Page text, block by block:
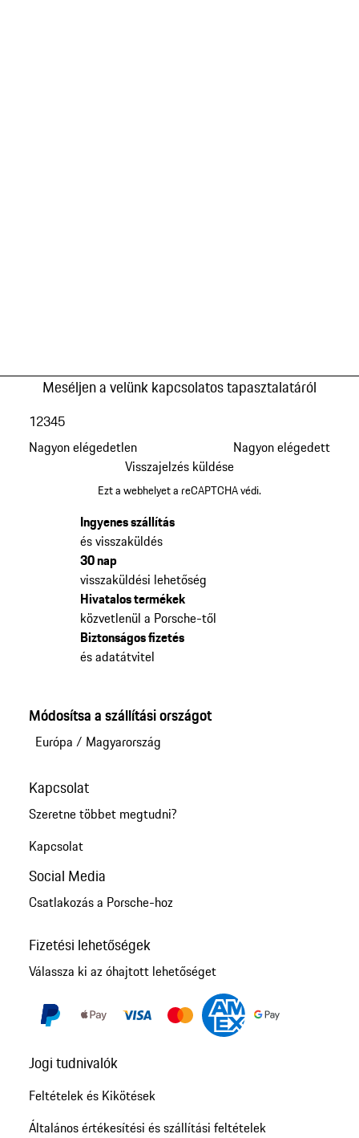
Meséljen a velünk kapcsolatos tapasztalatáról
Nagyon elégedetlen
12345
Nagyon elégedett
Visszajelzés küldése
Ezt a webhelyet a reCAPTCHA védi.
Ingyenes szállítás
és visszaküldés
30 nap
visszaküldési lehetőség
Hivatalos termékek
közvetlenül a Porsche-től
Biztonságos fizetés
és adatátvitel
Módosítsa a szállítási országot
Európa / Magyarország
Kapcsolat
Szeretne többet megtudni?
Kapcsolat
Social Media
Csatlakozás a Porsche-hoz
Fizetési lehetőségek
Válassza ki az óhajtott lehetőséget
Jogi tudnivalók
Feltételek és Kikötések
Általános értékesítési és szállítási feltételek